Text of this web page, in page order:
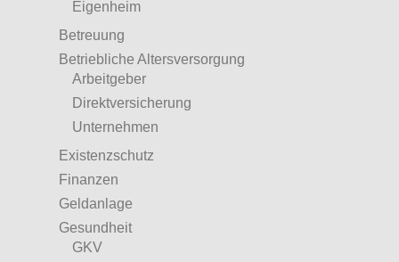
Eigenheim
Betreuung
Betriebliche Altersversorgung
Arbeitgeber
Direktversicherung
Unternehmen
Existenzschutz
Finanzen
Geldanlage
Gesundheit
GKV